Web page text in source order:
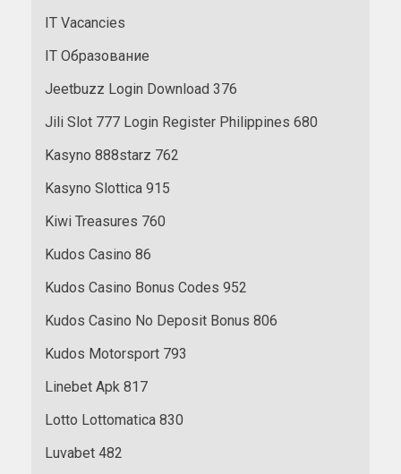
IT Vacancies
IT Образование
Jeetbuzz Login Download 376
Jili Slot 777 Login Register Philippines 680
Kasyno 888starz 762
Kasyno Slottica 915
Kiwi Treasures 760
Kudos Casino 86
Kudos Casino Bonus Codes 952
Kudos Casino No Deposit Bonus 806
Kudos Motorsport 793
Linebet Apk 817
Lotto Lottomatica 830
Luvabet 482